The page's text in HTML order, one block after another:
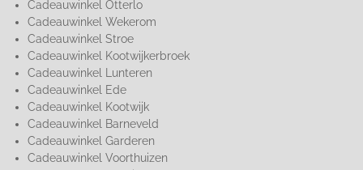
Cadeauwinkel Otterlo
Cadeauwinkel Wekerom
Cadeauwinkel Stroe
Cadeauwinkel Kootwijkerbroek
Cadeauwinkel Lunteren
Cadeauwinkel Ede
Cadeauwinkel Kootwijk
Cadeauwinkel Barneveld
Cadeauwinkel Garderen
Cadeauwinkel Voorthuizen